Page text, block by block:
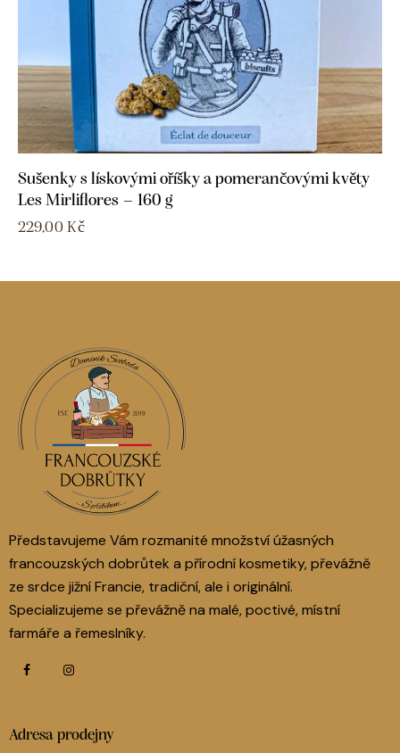
Sušenky s lískovými oříšky a pomerančovými květy
Les Mirliflores – 160 g
229,00 Kč
Představujeme Vám rozmanité množství úžasných
francouzských dobrůtek a přírodní kosmetiky, převážně
ze srdce jižní Francie, tradiční, ale i originální.
Specializujeme se převážně na malé, poctivé, místní
farmáře a řemeslníky.
Adresa prodejny